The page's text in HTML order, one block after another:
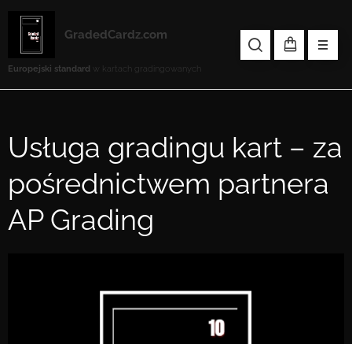
GradedCardz.com
Europejski standard w kartach gradingowanych
Usługa gradingu kart – za
pośrednictwem partnera
AP Grading